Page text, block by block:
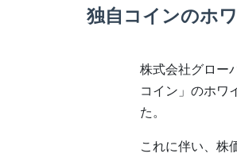
独自コインのホ
株式会社グロー
コイン」のホワ
た。
これに伴い、株